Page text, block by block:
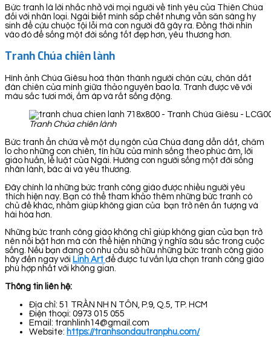
Bức tranh là lời nhắc nhở với mọi người về tình yêu của Thiên Chúa
đối với nhân loại. Ngài biết mình sắp chết nhưng vẫn săn sàng hy
sinh để cứu chuộc tội lỗi mà con người đã gây ra. Đồng thời nhìn
vào đó để sống một đời sống tốt đẹp hơn, yêu thương hơn.
Tranh Chúa chiên lành
Hình ảnh Chúa Giêsu hoá thân thành người chăn cừu, chăn dắt
đàn chiên của mình giữa thảo nguyên bao la. Tranh được vẽ với
màu sắc tươi mới, ấm áp và rất sống động.
Tranh Chúa chiên lành
Bức tranh ẩn chứa về một dụ ngôn của Chúa đang dẫn dắt, chăm
lo cho những con chiên, tín hữu của mình sống theo phúc âm, lời
giáo huấn, lề luật của Ngài. Hướng con người sống một đời sống
nhân lành, bác ái và yêu thương.
Đây chính là những bức tranh công giáo được nhiều người yêu
thích hiện nay. Bạn có thể tham khảo thêm những bức tranh có
chủ đề khác, nhằm giúp không gian của bạn trở nên ấn tượng và
hài hòa hơn.
Những bức tranh công giáo không chỉ giúp không gian của bạn trở
nên nổi bật hơn mà còn thể hiện những ý nghĩa sâu sắc trong cuộc
sống. Nếu bạn đang có nhu cầu sở hữu những bức tranh công giáo
hãy đến ngay với Linh Art để được tư vấn lựa chọn tranh công giáo
phù hợp nhất với không gian.
Thông tin liên hệ:
Địa chỉ: 51 TRẦN NH N TÔN, P.9, Q.5, TP. HCM
Điện thoại: 0973 015 055
Email: tranhlinh14@gmail.com
Website: https://tranhsondautranphu.com/